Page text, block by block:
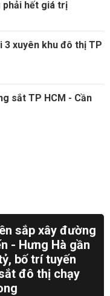
phải hết giá trị
3 xuyên khu đô thị TP
sắt TP HCM - Cần
sắp xây đường
- Hưng Hà gần
bố trí tuyến
đô thị chạy